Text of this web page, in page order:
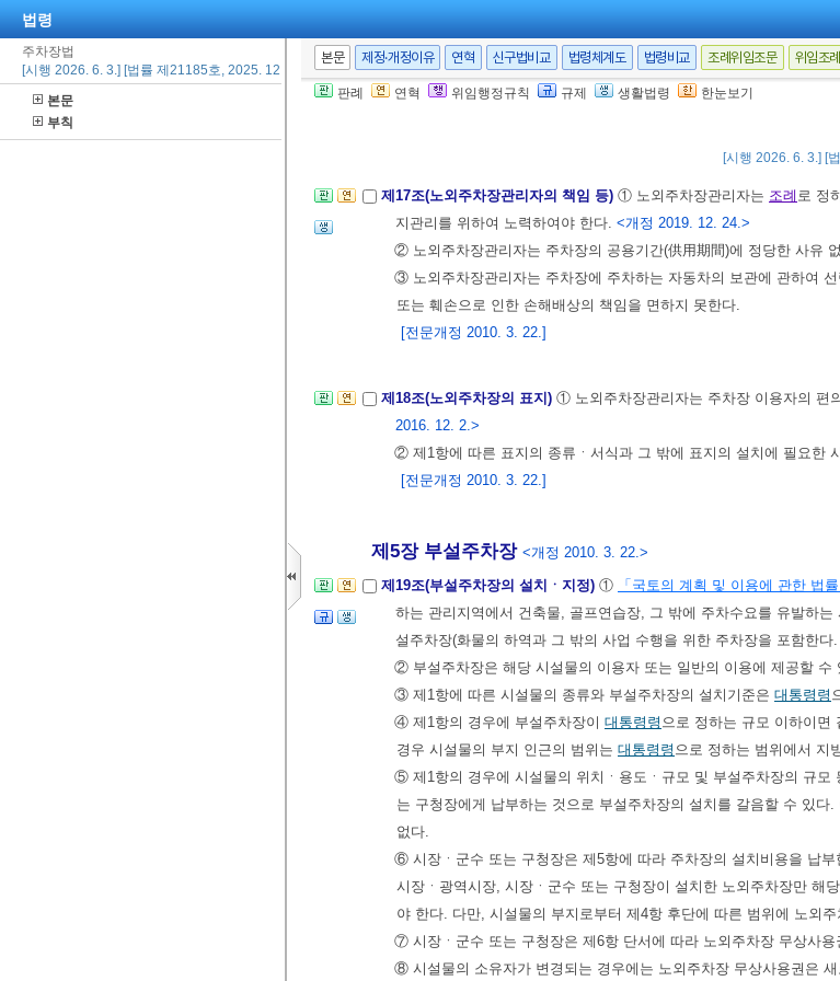
법령
주차장법
[시행 2026. 6. 3.] [법률 제21185호, 2025. 12. 2., 일부개정]
본문
부칙
본문 제정·개정이유 연혁 신구법비교 법령체계도 법령비교 조례위임조문 위임조례
판례 연혁 위임행정규칙 규제 생활법령 한눈보기
[시행 2026. 6. 3.] [
4. 주차요금이 징수되지 아니하는 노외주차장에 정당한 사유 없이대
[전문개정 2010. 3. 22.]
제17조(노외주차장관리자의 책임 등) ① 노외주차장관리자는 조례 로 정
지관리를 위하여 노력하여야 한다. <개정 2019. 12. 24.>
② 노외주차장관리자는 주차장의 공용기간(供用期間)에 정당한 사유
③ 노외주차장관리자는 주차장에 주차하는 자동차의 보관에 관하여
또는 훼손으로 인한 손해배상의 책임을 면하지 못한다.
[전문개정 2010. 3. 22.]
제18조(노외주차장의 표지) ① 노외주차장관리자는 주차장 이용자의 편
2016. 12. 2.>
② 제1항에 따른 표지의 종류ㆍ서식과 그 밖에 표지의 설치에 필요한
[전문개정 2010. 3. 22.]
제5장 부설주차장 <개정 2010. 3. 22.>
제19조(부설주차장의 설치ㆍ지정) ① 「국토의 계획 및 이용에 관한 법률
하는 관리지역에서 건축물, 골프연습장, 그 밖에 주차수요를 유발하
설주차장(화물의 하역과 그 밖의 사업 수행을 위한 주차장을 포함한다
② 부설주차장은 해당 시설물의 이용자 또는 일반의 이용에 제공할 수
③ 제1항에 따른 시설물의 종류와 부설주차장의 설치기준은 대통령령
④ 제1항의 경우에 부설주차장이 대통령령 으로 정하는 규모 이하이면
경우 시설물의 부지 인근의 범위는 대통령령 으로 정하는 범위에서 지
⑤ 제1항의 경우에 시설물의 위치ㆍ용도ㆍ규모 및 부설주차장의 규모
는 구청장에게 납부하는 것으로 부설주차장의 설치를 갈음할 수 있
없다.
⑥ 시장ㆍ군수 또는 구청장은 제5항에 따라 주차장의 설치비용을 납부
시장ㆍ광역시장, 시장ㆍ군수 또는 구청장이 설치한 노외주차장만 해
야 한다. 다만, 시설물의 부지로부터 제4항 후단에 따른 범위에 노외
⑦ 시장ㆍ군수 또는 구청장은 제6항 단서에 따라 노외주차장 무상사
⑧ 시설물의 소유자가 변경되는 경우에는 노외주차장 무상사용권은 새